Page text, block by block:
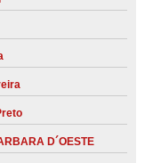
D´OESTE